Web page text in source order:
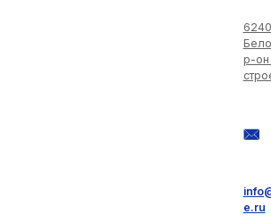
Согласие на обработку